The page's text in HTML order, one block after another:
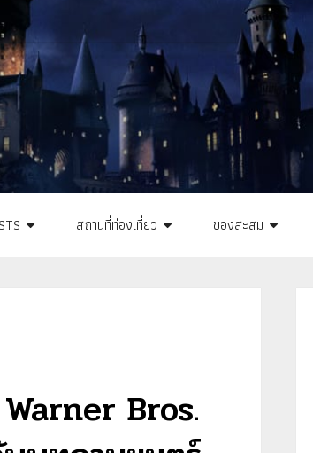
สถานที่ท่องเที่ยว ของสะสม
Bros.